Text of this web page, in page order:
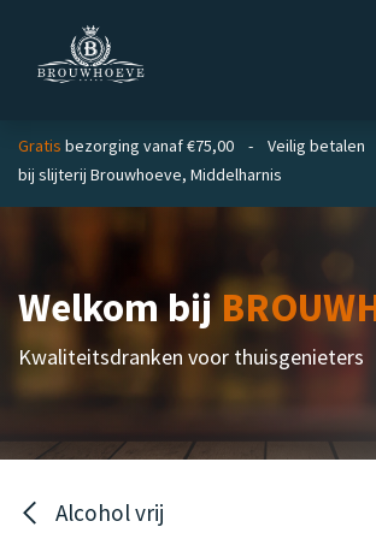
Gratis bezorging vanaf €75,00 - Veilig
bij slijterij Brouwhoeve, Middelharnis
Welkom bij
Kwaliteitsdranken voor thuisgenieters
Alcohol vrij